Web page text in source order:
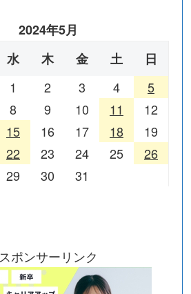
2024年5月
水 木 金 土
日
1
2 3 4
5
8 9 10 11
12
15 16 17 18
19
22 23 24 25
26
29 30
31
スポンサーリンク